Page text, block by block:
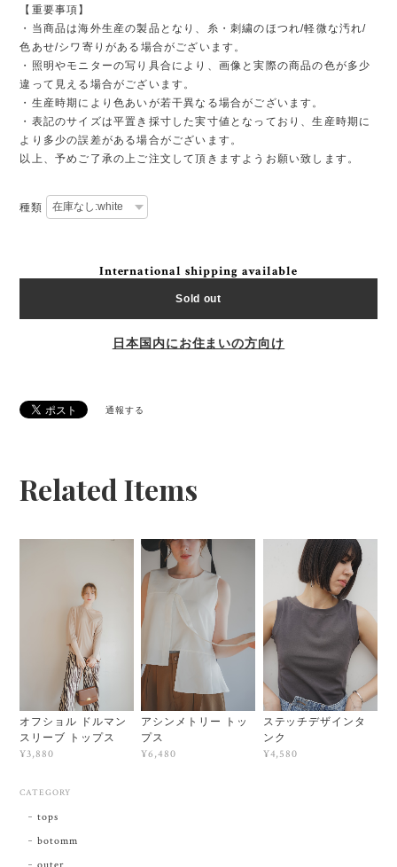
【重要事項】
・当商品は海外生産の製品となり、糸・刺繍のほつれ/軽微な汚れ/
色あせ/シワ寄りがある場合がございます。
・照明やモニターの写り具合により、画像と実際の商品の色が多少
違って見える場合がございます。
・生産時期により色あいが若干異なる場合がございます。
・表記のサイズは平置き採寸した実寸値となっており、生産時期に
より多少の誤差がある場合がございます。
以上、予めご了承の上ご注文して頂きますようお願い致します。
種類
International shipping available
Sold out
日本国内にお住まいの方向け
通報する
Related Items
オフショル ドルマン
スリーブ トップス
¥3,880
アシンメトリー トッ
プス
¥6,480
ステッチデザインタ
ンク
¥4,580
CATEGORY
tops
botomm